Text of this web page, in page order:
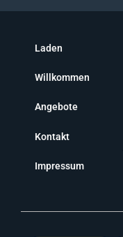
Laden
Willkommen
Angebote
Kontakt
Impressum